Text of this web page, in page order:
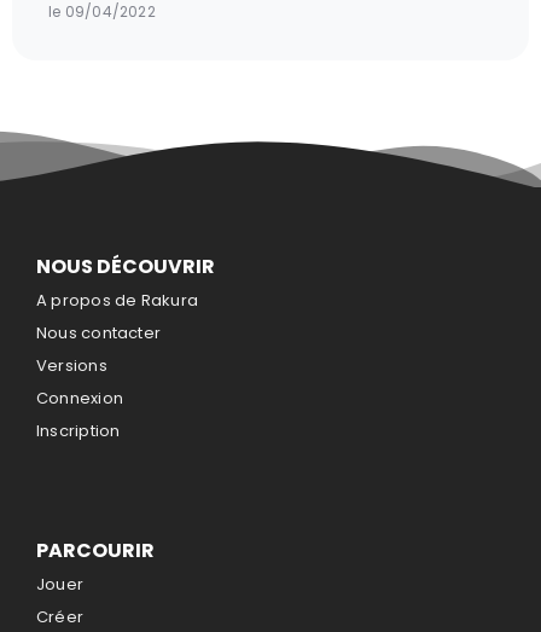
le 09/04/2022
NOUS DÉCOUVRIR
A propos de Rakura
Nous contacter
Versions
Connexion
Inscription
PARCOURIR
Jouer
Créer